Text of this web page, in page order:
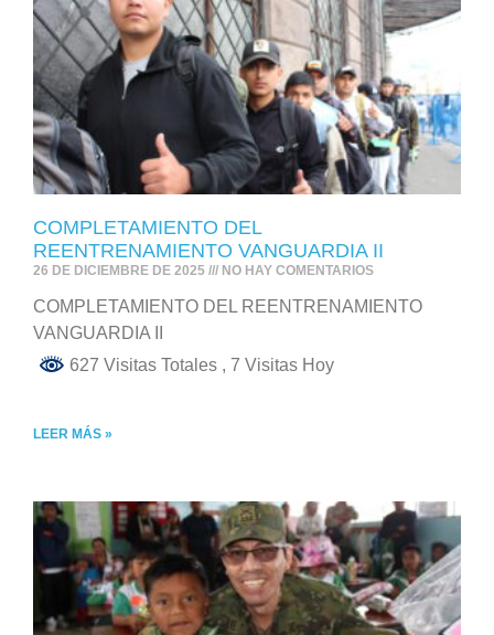
COMPLETAMIENTO DEL
REENTRENAMIENTO VANGUARDIA II
26 DE DICIEMBRE DE 2025 NO HAY COMENTARIOS
COMPLETAMIENTO DEL REENTRENAMIENTO
VANGUARDIA II
627 Visitas Totales , 7 Visitas Hoy
LEER MÁS »